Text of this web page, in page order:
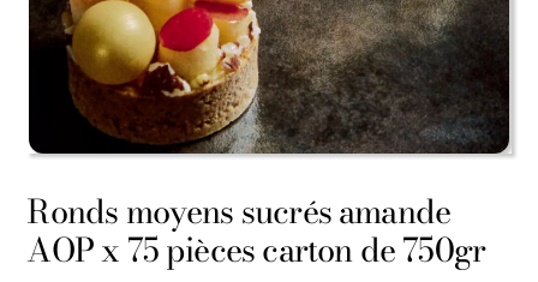
Ronds moyens sucrés amande
AOP x 75 pièces carton de 750gr